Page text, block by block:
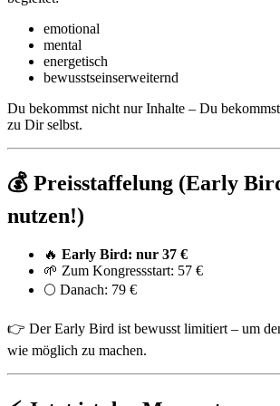
emotional
mental
energetisch
bewusstseinserweiternd
Du bekommst nicht nur Inhalte – Du
zu Dir selbst.
💰 Preisstaffelung (Early
nutzen!)
🔥 Early Bird: nur 37 €
🌱 Zum Kongressstart: 57 €
🌕 Danach: 79 €
👉 Der Early Bird ist bewusst limitiert – um
wie möglich zu machen.